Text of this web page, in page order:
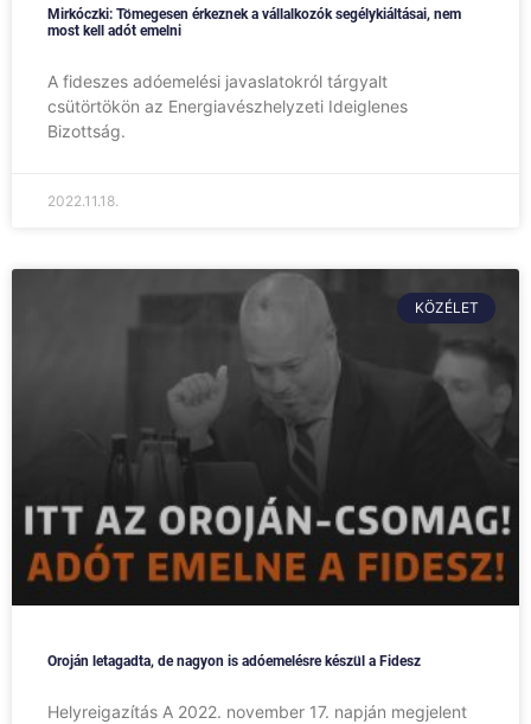
Mirkóczki: Tömegesen érkeznek a vállalkozók segélykiáltásai, nem
most kell adót emelni
A fideszes adóemelési javaslatokról tárgyalt
csütörtökön az Energiavészhelyzeti Ideiglenes
Bizottság.
2022.11.18.
KÖZÉLET
Oroján letagadta, de nagyon is adóemelésre készül a Fidesz
Helyreigazítás A 2022. november 17. napján megjelent